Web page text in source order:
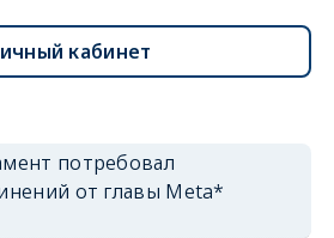
кабинет
потребовал
от главы Meta*